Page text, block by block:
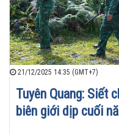
21/12/2025 14:35 (GMT+7)
Tuyên Quang: Siết
biên giới dịp cuối